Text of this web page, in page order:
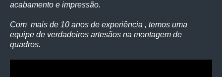
acabamento e impressão.
Com mais de 10 anos de experiência , temos uma
equipe de verdadeiros artesãos na montagem de
quadros.